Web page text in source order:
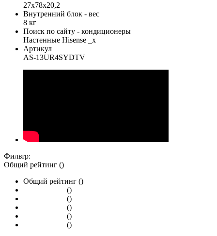
27х78х20,2
Внутренний блок - вес
8 кг
Поиск по сайту - кондиционеры
Настенные Hisense _x
Артикул
AS-13UR4SYDTV
Фильтр:
Общий рейтинг ()
Общий рейтинг ()
()
()
()
()
()